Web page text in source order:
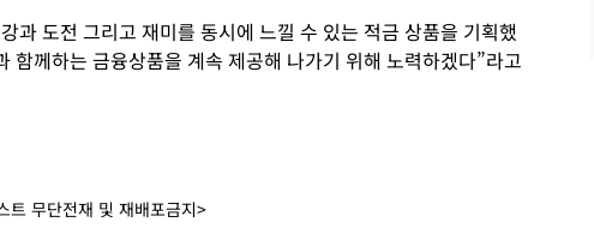
과 도전 그리고 재미를 동시에 느낄 수 있는 적금 상품을 기획했
함께하는 금융상품을 계속 제공해 나가기 위해 노력하겠다”라고
트 무단전재 및 재배포금지>